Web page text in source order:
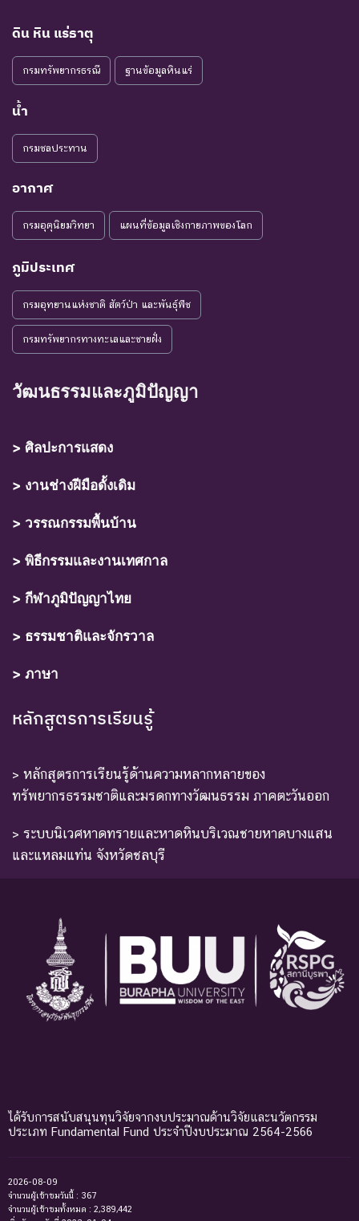
ดิน หิน แร่ธาตุ
กรมทรัพยากรธรณี ฐานข้อมูลหินแร่
น้ำ
กรมชลประทาน
อากาศ
กรมอุตุนิยมวิทยา แผนที่ข้อมูลเชิงกายภาพของโลก
ภูมิประเทศ
กรมอุทยานแห่งชาติ สัตว์ป่า และพันธุ์พืช
กรมทรัพยากรทางทะเลและชายฝั่ง
วัฒนธรรมและภูมิปัญญา
> ศิลปะการแสดง
> งานช่างฝีมือดั้งเดิม
> วรรณกรรมพื้นบ้าน
> พิธีกรรมและงานเทศกาล
> กีฬาภูมิปัญญาไทย
> ธรรมชาติและจักรวาล
> ภาษา
หลักสูตรการเรียนรู้
> หลักสูตรการเรียนรู้ด้านความหลากหลายของ
ทรัพยากรธรรมชาติและมรดกทางวัฒนธรรม ภาคตะวันออก
> ระบบนิเวศหาดทรายและหาดหินบริเวณชายหาดบางแสน
และแหลมแท่น จังหวัดชลบุรี
ได้รับการสนับสนุนทุนวิจัยจากงบประมาณด้านวิจัยและนวัตกรรม
ประเภท Fundamental Fund ประจำปีงบประมาณ 2564-2566
2026-08-09
จำนวนผู้เข้าชมวันนี้ : 367
จำนวนผู้เข้าชมทั้งหมด : 2,389,442